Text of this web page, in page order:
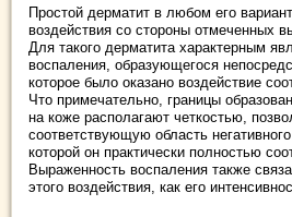
Простой дерматит в любом его
воздействия со стороны отмеченных
Для такого дерматита характерным
воспаления, образующегося
которое было оказано воздействие
Что примечательно, границы
на коже располагают четкостью,
соответствующую область
которой он практически полностью
Выраженность воспаления также
этого воздействия, как его